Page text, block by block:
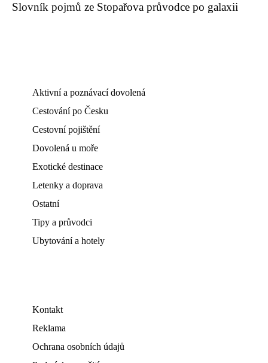
Slovník pojmů ze Stopařova průvodce po galaxii
Aktivní a poznávací dovolená
Cestování po Česku
Cestovní pojištění
Dovolená u moře
Exotické destinace
Letenky a doprava
Ostatní
Tipy a průvodci
Ubytování a hotely
Kontakt
Reklama
Ochrana osobních údajů